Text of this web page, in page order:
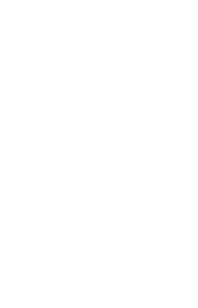
totalmente
más privilegiada del